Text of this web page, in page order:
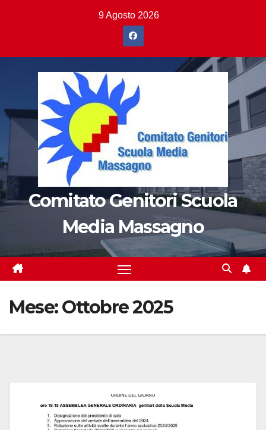
9 Agosto 2026
Comitato Genitori Scuola
Media Massagno
Mese:Ottobre 2025